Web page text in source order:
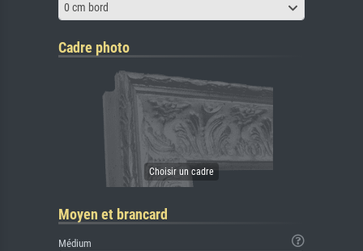
0 cm bord
Cadre photo
Moyen et brancard
Médium